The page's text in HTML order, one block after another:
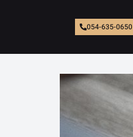
054-635-0650